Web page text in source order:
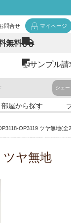
問合せ マイページ
無料
サンプル請
シェー
屋から探す
OP3119 ツヤ無地(全
ツヤ無地